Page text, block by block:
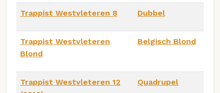
Trappist Westvleteren 8 Dubbel
Trappist Westvleteren
Blond
Belgisch Blond
Trappist Westvleteren 12
Quadrupel